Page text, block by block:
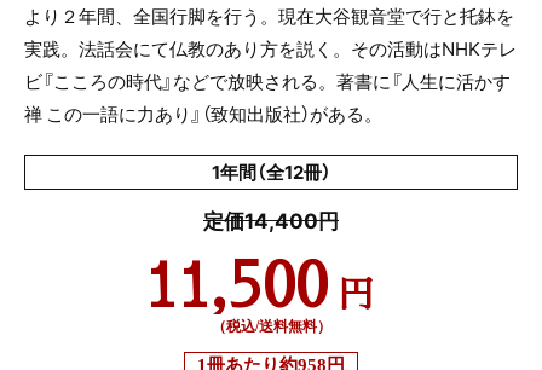
より２年間、全国行脚を行う。現在大谷観音堂で行と托鉢を
実践。法話会にて仏教のあり方を説く。その活動はNHKテレ
ビ『こころの時代』などで放映される。著書に『人生に活かす
禅 この一語に力あり』（致知出版社）がある。
1年間（全12冊）
定価14,400円
11,500 円
（税込/送料無料）
1冊あたり約958円